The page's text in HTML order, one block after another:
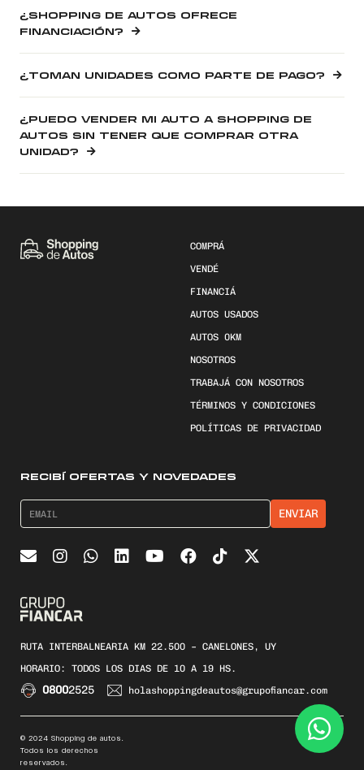
¿SHOPPING DE AUTOS OFRECE
FINANCIACIÓN?
¿TOMAN UNIDADES COMO PARTE DE PAGO?
¿PUEDO VENDER MI AUTO A SHOPPING DE
AUTOS SIN TENER QUE COMPRAR OTRA
UNIDAD?
COMPRÁ
VENDÉ
FINANCIÁ
AUTOS USADOS
AUTOS 0KM
NOSOTROS
TRABAJÁ CON NOSOTROS
TÉRMINOS Y CONDICIONES
POLÍTICAS DE PRIVACIDAD
RECIBÍ OFERTAS Y NOVEDADES
RUTA INTERBALNEARIA KM 22.500 – CANELONES, UY
HORARIO: TODOS LOS DIAS DE 10 A 19 HS.
08002525 holashoppingdeautos@grupofiancar.com
© 2024 Shopping de autos.
Todos los derechos
reservados.